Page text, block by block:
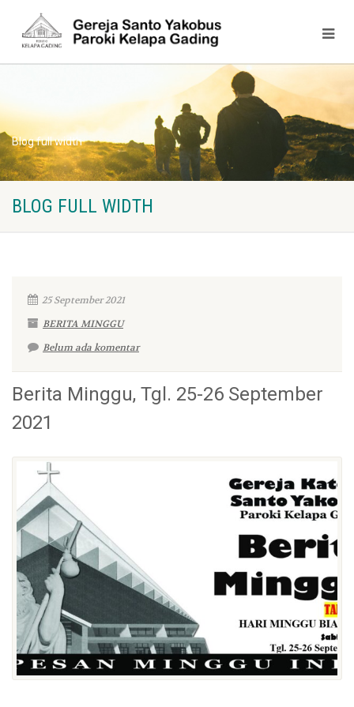
Blog full width
BLOG FULL WIDTH
25 September 2021
BERITA MINGGU
Belum ada komentar
Berita Minggu, Tgl. 25-26 September
2021